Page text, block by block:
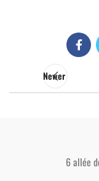
Newer
6 allée